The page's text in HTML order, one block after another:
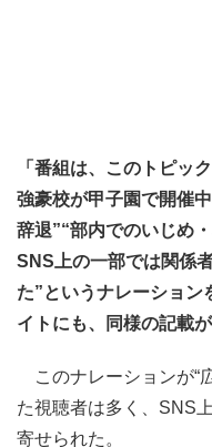
「番組は、このトピッ
強豪校が甲子園で開催
辞退”“部内でのいじめ
SNS上の一部では関係
た”というナレーション
イトにも、同様の記載が
このナレーションが“
た視聴者は多く、SNS
寄せられた。